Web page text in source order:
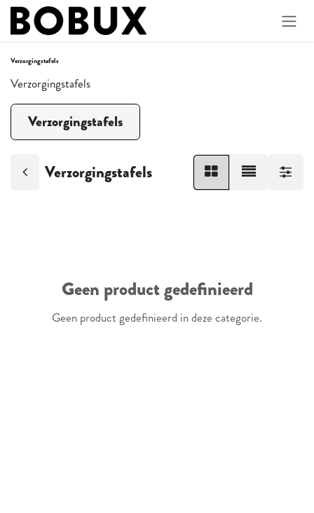
Overslaan naar inhoud
Verzorgingstafels
Verzorgingstafels
Verzorgingstafels
Verzorgingstafels
Geen product gedefinieerd
Geen product gedefinieerd in deze categorie.